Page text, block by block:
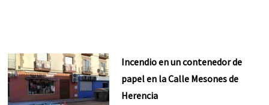
Incendio en un contenedor de
papel en la Calle Mesones de
Herencia